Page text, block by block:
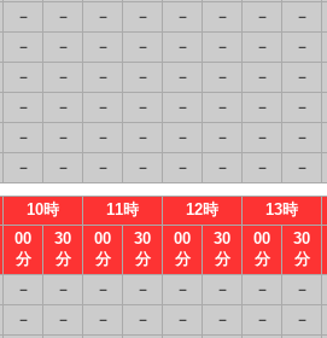
－ － － － － － － －
－ － － － － － － －
－ － － － － － － －
－ － － － － － － －
－ － － － － － － －
－ － － － － － － －
10時 11時 12時 13時
00
分
30
分
00
分
30
分
00
分
30
分
00
分
30
分
－ － － － － － － －
－ － － － － － － －